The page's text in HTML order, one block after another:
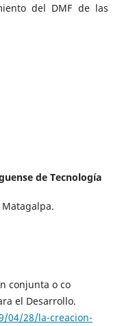
del DMF de las
de Tecnología
conjunta o co
el Desarrollo.
04/28/la-creacion-